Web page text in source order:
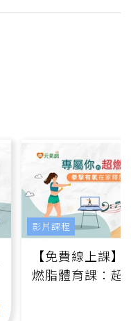
【免費線上課
燃脂體育課：超
影片課程